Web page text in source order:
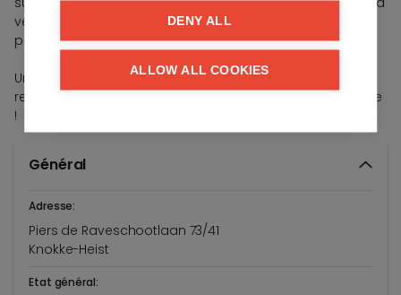
vélo pratiques et la possibilité d'acheter une place de
parking dans le même immeuble.
Une opportunité à ne pas manquer pour ceux qui
recherchent un logement élégant et confortable à Knokke
!
Général
Adresse:
Piers de Raveschootlaan 73/41
Knokke-Heist
Etat général:
DENY ALL
ALLOW ALL COOKIES